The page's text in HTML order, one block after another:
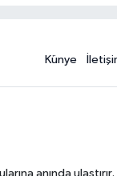
Künye
anında ulaştırır.